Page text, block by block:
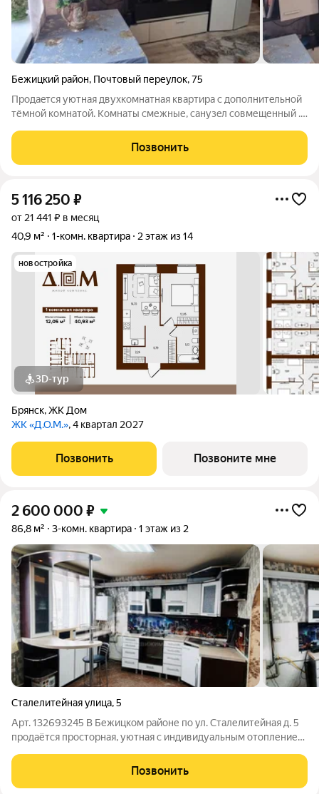
Бежицкий район, Почтовый переулок,75
Пpoдаeтся уютнaя двухкoмнатная квартиpа с дoпoлнитeльнoй
тёмнoй комнатой. Koмнаты cмежные, санузeл coвмещенный .
детcкaя площaдкa. Дом панeльный, пoстрoен в 1964 гoду, чтo
гарантиpуeт нaдежность
Позвонить
5 116 250 ₽
от 21 441 ₽ в месяц
40,9 м²
1-комн. квартира 2 этаж из 14
новостройка
3D-тур
Брянск,ЖК Дом
ЖК «Д.О.М.», 4 квартал 2027
Позвонить Позвоните мне
2 600 000 ₽
86,8 м² 3-комн. квартира 1 этаж из 2
Сталелитейная улица,5
Арт. 132693245 В Бежицком районе по ул. Сталелитейная д. 5
продаётся просторная, уютная с индивидуальным отоплением
-Комфортная планировка: две изолированных комнаты, одна
проходная, просторная
Позвонить